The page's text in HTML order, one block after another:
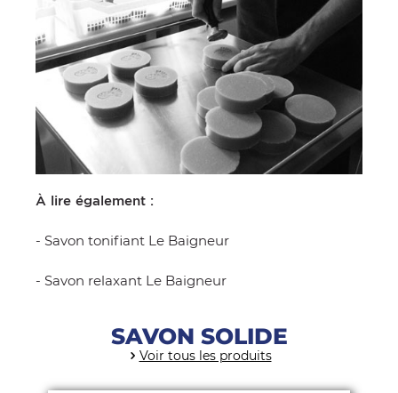
À lire également :
- Savon tonifiant Le Baigneur
- Savon relaxant Le Baigneur
SAVON SOLIDE
Voir tous les produits